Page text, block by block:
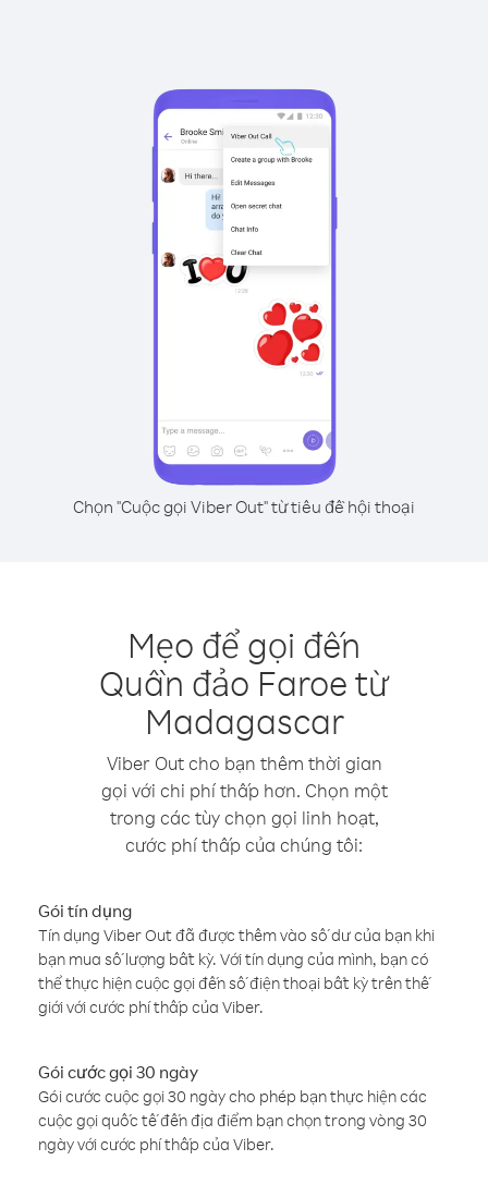
Chọn "Cuộc gọi Viber Out" từ tiêu đề hội thoại
Mẹo để gọi đến
Quần đảo Faroe từ
Madagascar
Viber Out cho bạn thêm thời gian
gọi với chi phí thấp hơn. Chọn một
trong các tùy chọn gọi linh hoạt,
cước phí thấp của chúng tôi:
Gói tín dụng
Tín dụng Viber Out đã được thêm vào số dư của bạn khi
bạn mua số lượng bất kỳ. Với tín dụng của mình, bạn có
thể thực hiện cuộc gọi đến số điện thoại bất kỳ trên thế
giới với cước phí thấp của Viber.
Gói cước gọi 30 ngày
Gói cước cuộc gọi 30 ngày cho phép bạn thực hiện các
cuộc gọi quốc tế đến địa điểm bạn chọn trong vòng 30
ngày với cước phí thấp của Viber.